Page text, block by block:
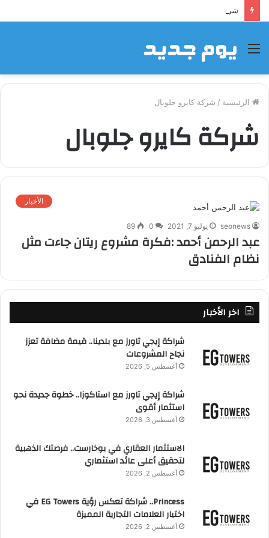
شراكة إيجي تاورز مع بلدينا.. قيمة مضافة تعزز نجاح المشروعات
القائمة
الرئيسية / شركة كايرو جلوبال
شركة كايرو جلوبال
الأخبار
seonews يوليو 7, 2021 0
89
عبد الرحمن أحمد :فكرة مشروع ريتان جاءت مثل
نظام الفنادق
اخر الأخبار
شراكة إيجي تاورز مع بلدينا.. قيمة مضافة تعزز
نجاح المشروعات
أغسطس 5, 2026
شراكة إيجي تاورز مع استاكوزا.. خطوة جديدة نحو
استثمار أقوى
أغسطس 3, 2026
الاستثمار العقاري في بوخارست.. فرصتك الذهبية
لتحقيق أعلى عائد استثماري
أغسطس 2, 2026
Princess.. شراكة تعكس رؤية EG Towers في
اختيار العلامات التجارية المميزة
أغسطس 2, 2026